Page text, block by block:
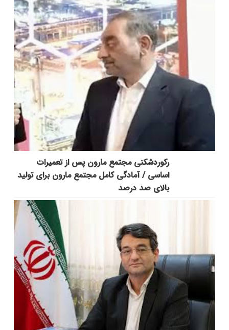
رکوردشکنی مجتمع مارون پس از تعمیرات
اساسی / آمادگی کامل مجتمع مارون برای تولید
بالای صد درصد